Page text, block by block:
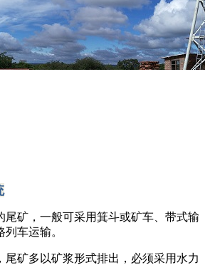
尾矿，一般可采用箕斗或矿车、带式输
车运输。
尾矿多以矿浆形式排出，必须采用水力